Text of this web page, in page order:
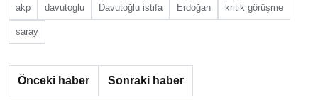
akp davutoglu Davutoğlu istifa Erdoğan kritik görüşme
saray
Önceki haber Sonraki haber